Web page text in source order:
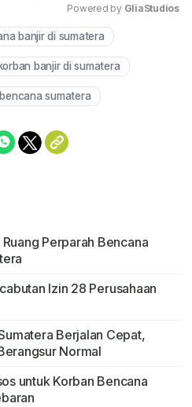
Powered by GliaStudios
banjir di sumatera
korban banjir di sumatera
sumatera
Perparah Bencana
Izin 28 Perusahaan
Berjalan Cepat,
Normal
untuk Korban Bencana